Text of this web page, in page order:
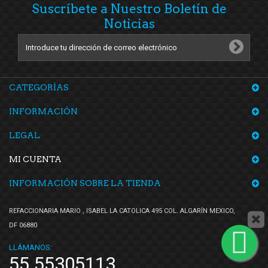
TMK
VP(1)
Wurth(1)
Suscríbete a Nuestro Boletín de
Noticias
CATEGORÍAS
INFORMACIÓN
LEGAL
MI CUENTA
INFORMACIÓN SOBRE LA TIENDA
REFACCIONARIA MARIO , ISABEL LA CATOLICA 495 COL. ALGARÍN MEXICO,
DF 06880
LLÁMANOS: